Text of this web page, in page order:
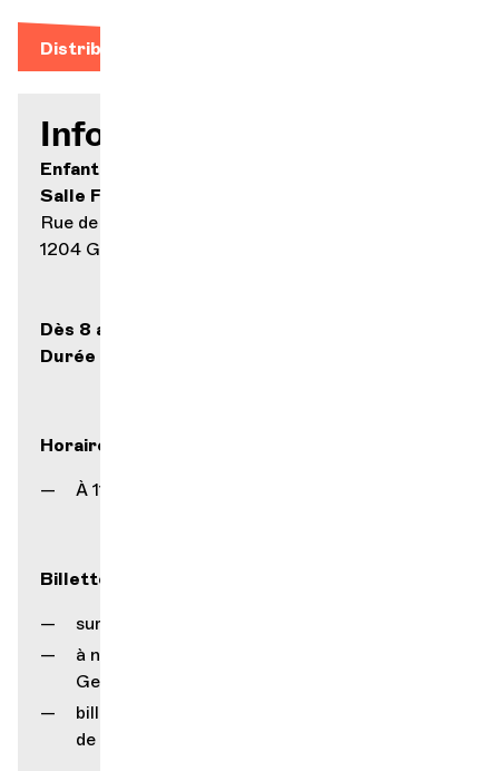
Distribution
Infos pratiques
Enfant 5.- (- de 12 ans) / Adulte 20.-
Salle Frank-Martin
Rue de la Vallée 3
1204 Genève
Dès 8 ans
Durée : 1h20
Horaires
À 11h et à 16h
Billetterie
sur notre site internet
à notre guichet (rue Gourgas 1, 1205
Genève)
billetterie du Service Culturel
de la Ville de Genève (Grütli)